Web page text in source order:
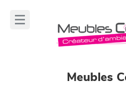
Meubles